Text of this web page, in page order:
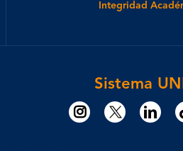
Integridad
Sistema